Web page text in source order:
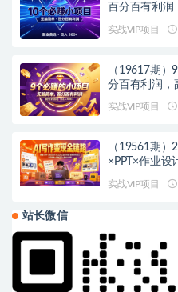
百分百有利润
实战VIP项目
（19617期
分百有利润，
实战VIP项目
（19561期
×PPT×作业设
实战VIP项目
站长微信